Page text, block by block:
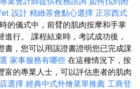
設計 精緻茶會點心選擇 正宗西式
的儀式中，前臂的肌肉按摩和手掌
進行。 課程結束時，考試成功後，
書，您可以用該證書證明您已完成課
家事服務有哪些 在這種情況下，按
富的專業人士，可以評估患者的肌肉
選擇 經典中式外燴菜單推薦 工商登